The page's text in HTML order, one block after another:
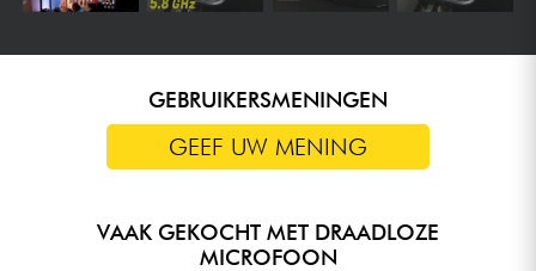
GEBRUIKERSMENINGEN
GEEF UW MENING
VAAK GEKOCHT MET DRAADLOZE
MICROFOON